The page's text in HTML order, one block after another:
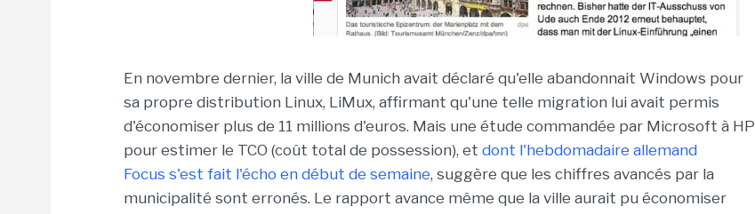
En novembre dernier, la ville de Munich avait déclaré qu'elle abandonnait Windows pour
sa propre distribution Linux, LiMux, affirmant qu'une telle migration lui avait permis
d'économiser plus de 11 millions d'euros. Mais une étude commandée par Microsoft à HP
pour estimer le TCO (coût total de possession), et dont l'hebdomadaire allemand
Focus s'est fait l'écho en début de semaine, suggère que les chiffres avancés par la
municipalité sont erronés. Le rapport avance même que la ville aurait pu économiser